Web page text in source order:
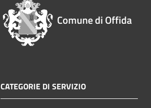
Comune di Offida
CATEGORIE DI SERVIZIO